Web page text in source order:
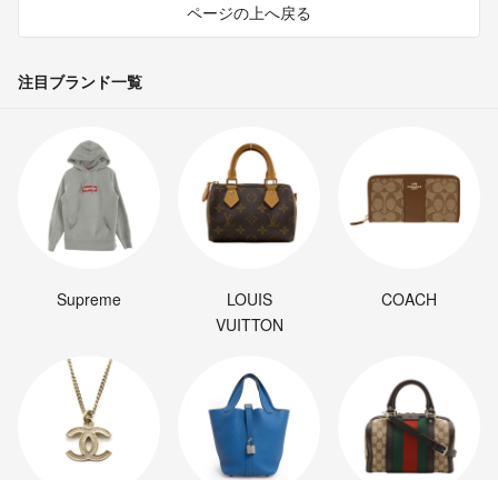
ページの上へ戻る
注目ブランド一覧
Supreme
LOUIS
VUITTON
COACH